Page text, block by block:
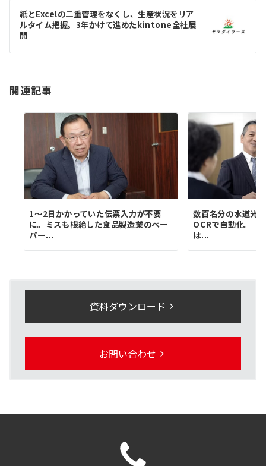
ゲ
ー
ン
紙とExcelの二重管理をなくし、生産状況をリア
ルタイム把握。3年かけて進めたkintone全社展
開
関連記事
1〜2日かかっていた伝票入力が不要
に。ミスも根絶した食品製造業のペー
パー...
数百名分の水道光
OCRで自動化。「
は...
資料ダウンロード
お問い合わせ